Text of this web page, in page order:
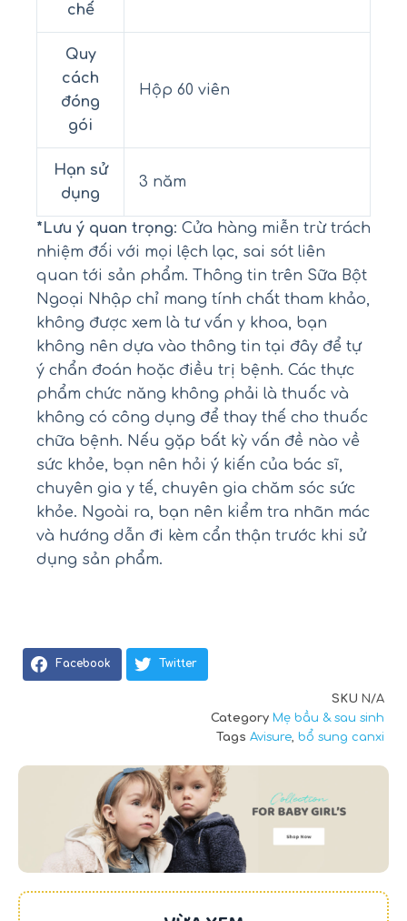
chế
Quy
cách
đóng
gói
Hộp 60 viên
Hạn sử
dụng
3 năm
*Lưu ý quan trọng: Cửa hàng miễn trừ trách
nhiệm đối với mọi lệch lạc, sai sót liên
quan tới sản phẩm. Thông tin trên Sữa Bột
Ngoại Nhập chỉ mang tính chất tham khảo,
không được xem là tư vấn y khoa, bạn
không nên dựa vào thông tin tại đây để tự
ý chẩn đoán hoặc điều trị bệnh. Các thực
phẩm chức năng không phải là thuốc và
không có công dụng để thay thế cho thuốc
chữa bệnh. Nếu gặp bất kỳ vấn đề nào về
sức khỏe, bạn nên hỏi ý kiến của bác sĩ,
chuyên gia y tế, chuyên gia chăm sóc sức
khỏe. Ngoài ra, bạn nên kiểm tra nhãn mác
và hướng dẫn đi kèm cẩn thận trước khi sử
dụng sản phẩm.
Facebook Twitter
SKU N/A
Category Mẹ bầu & sau sinh
Tags Avisure bổ sung canxi